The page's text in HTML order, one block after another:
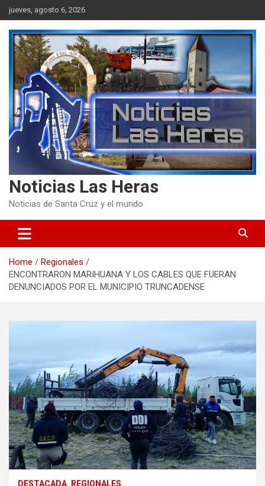
Skip
to
content
jueves, agosto 6, 2026
Noticias Las Heras
Noticias de Santa Cruz y el mundo
Home
Regionales
ENCONTRARON MARIHUANA Y LOS CABLES QUE FUERAN
DENUNCIADOS POR EL MUNICIPIO TRUNCADENSE
DESTACADA REGIONALES